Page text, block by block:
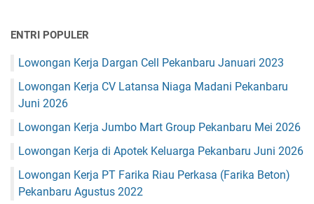
ENTRI POPULER
Lowongan Kerja Dargan Cell Pekanbaru Januari 2023
Lowongan Kerja CV Latansa Niaga Madani Pekanbaru
Juni 2026
Lowongan Kerja Jumbo Mart Group Pekanbaru Mei 2026
Lowongan Kerja di Apotek Keluarga Pekanbaru Juni 2026
Lowongan Kerja PT Farika Riau Perkasa (Farika Beton)
Pekanbaru Agustus 2022